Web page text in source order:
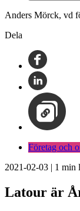
Anders Mörck, vd
Dela
Företag och
2021-02-03 | 1 min
Latour är